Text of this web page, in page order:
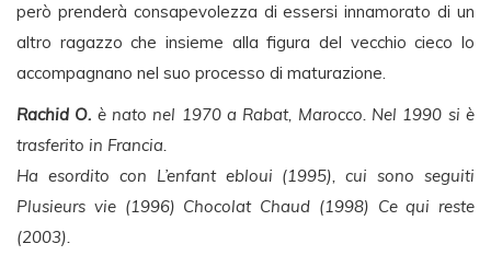
però prenderà consapevolezza di essersi innamorato di un
altro ragazzo che insieme alla figura del vecchio cieco lo
accompagnano nel suo processo di maturazione.
Rachid O. è nato nel 1970 a Rabat, Marocco. Nel 1990 si è
trasferito in Francia.
Ha esordito con L’enfant ebloui (1995), cui sono seguiti
Plusieurs vie (1996) Chocolat Chaud (1998) Ce qui reste
(2003).